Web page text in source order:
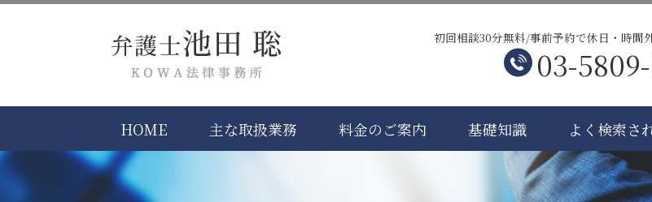
初回相談30分無料/事前予約で休日・時間
03-
HOME 主な取扱業務 料金のご案内 基礎知識 よく検索さ